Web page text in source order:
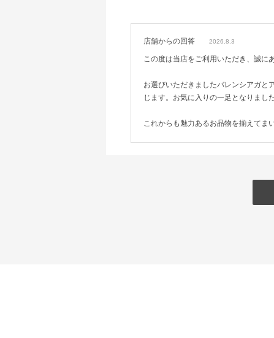
店舗からの回答 2026.8.3
この度は当店をご利用いただき、誠に
お選びいただきましたバレンシアガと
じます。お気に入りの一足となりまし
これからも魅力あるお品物を揃えてま